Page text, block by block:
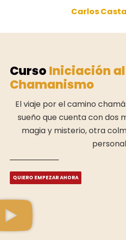
Carlos
Curso Iniciación al
Chamanismo
El viaje por el camino
sueño que cuenta con dos
magia y misterio, otra
QUIERO EMPEZAR AHORA